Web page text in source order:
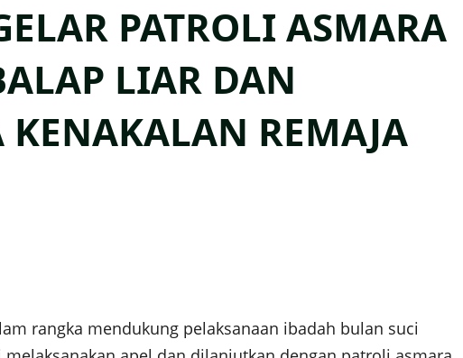
PATROLI ASMARA
LIAR DAN
KENAKALAN REMAJA
rangka mendukung pelaksanaan ibadah bulan suci